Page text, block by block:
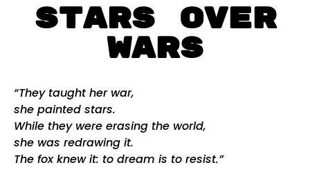
STARS OVER
WARS
“They taught her war,
she painted stars.
While they were erasing the world,
she was redrawing it.
The fox knew it: to dream is to resist.”